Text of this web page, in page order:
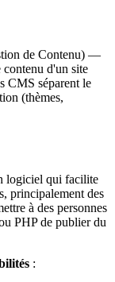
de Contenu) —
d'un site
CMS séparent le
(thèmes,
logiciel qui facilite
principalement des
à des personnes
PHP de publier du
: